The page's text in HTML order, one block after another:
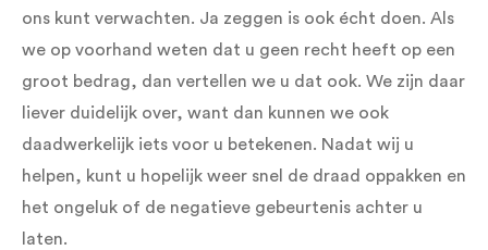
ons kunt verwachten. Ja zeggen is ook écht doen. Als
we op voorhand weten dat u geen recht heeft op een
groot bedrag, dan vertellen we u dat ook. We zijn daar
liever duidelijk over, want dan kunnen we ook
daadwerkelijk iets voor u betekenen. Nadat wij u
helpen, kunt u hopelijk weer snel de draad oppakken en
het ongeluk of de negatieve gebeurtenis achter u
laten.